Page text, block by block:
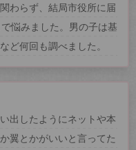
わらず、結局市役所に届
悩みました。男の子は基
ど何回も調べました。
出したようにネットや本
翼とかがいいと言ってた